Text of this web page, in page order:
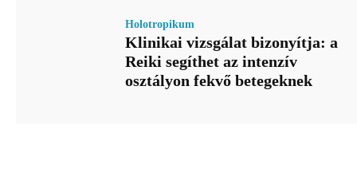
Holotropikum
Klinikai vizsgálat bizonyítja: a
Reiki segíthet az intenzív
osztályon fekvő betegeknek